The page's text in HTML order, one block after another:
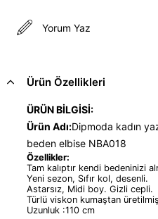
Yorum Yaz
Ürün Özellikleri
ÜRÜN BİLGİSİ:
Ürün Adı:Dipmoda kadın
beden elbise NBA018
Özellikler:
Tam kalıptır kendi bedeninizi
Yeni sezon, Sıfır kol, desenli.
Astarsız, Midi boy. Gizli cepli.
Türlü viskon kumaştan
Uzunluk :110 cm